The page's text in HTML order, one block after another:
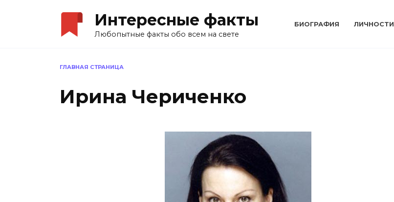
Интересные факты
Любопытные факты обо всем на свете
БИОГРАФИЯ ЛИЧНОСТИ
ГЛАВНАЯ СТРАНИЦА
Ирина Чериченко